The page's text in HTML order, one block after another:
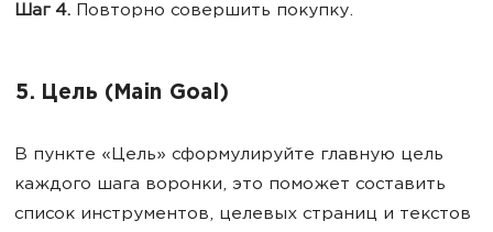
Шаг 4. Повторно совершить покупку.
5. Цель (Main Goal)
В пункте «Цель» сформулируйте главную цель
каждого шага воронки, это поможет составить
список инструментов, целевых страниц и текстов